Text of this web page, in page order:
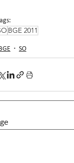
BGE 2011
SO